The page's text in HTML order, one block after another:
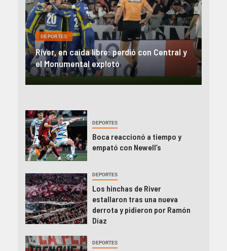
DEPORTES
River, en caída libre: perdió con Central y
el Monumental explotó
DEPORTES
Boca reaccionó a tiempo y
empató con Newell’s
DEPORTES
Los hinchas de River
estallaron tras una nueva
derrota y pidieron por Ramón
Díaz
DEPORTES